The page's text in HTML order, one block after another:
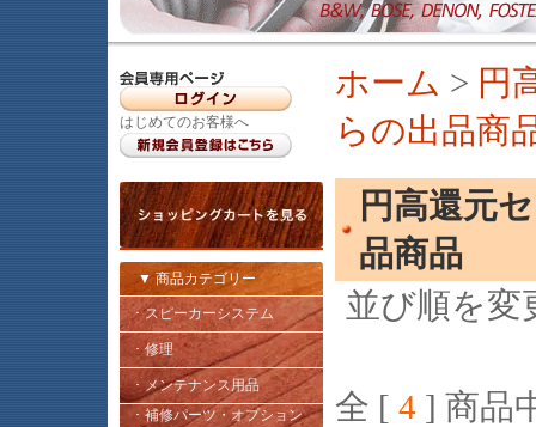
はじめてのお客様へ
▼ 商品カテゴリー
･ スピーカーシステム
･ 修理
･ メンテナンス用品
･ 補修パーツ・オプション
ホーム > 円
らの出品商
円高還元
品商品
並び順を変
全 [ 4 ] 商品